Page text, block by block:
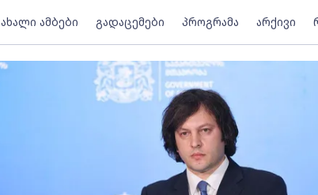
ახალი ამბები გადაცემები პროგრამა არქივი